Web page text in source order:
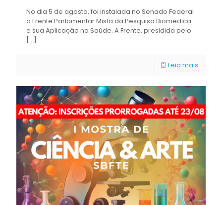
No dia 5 de agosto, foi instalada no Senado Federal
a Frente Parlamentar Mista da Pesquisa Biomédica
e sua Aplicação na Saúde. A Frente, presidida pelo
[…]
Leia mais